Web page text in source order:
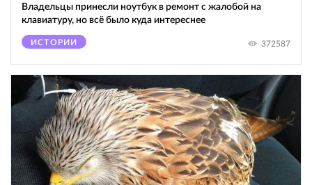
Владельцы принесли ноутбук в ремонт с жалобой на
клавиатуру, но всё было куда интереснее
ИСТОРИИ 372587